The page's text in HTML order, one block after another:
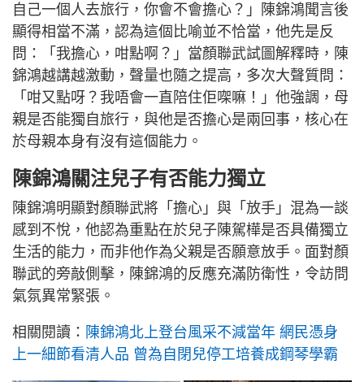
自己一個人去旅行，你會不會擔心？」陳錦鴻聞言後
顯得相當不滿，認為這個比喻並不恰當，他先是反
問：「我擔心，咁點啊？」當顏聯武試圖解釋時，陳
錦鴻越講越激動，聲量也隨之提高，多次大聲質問：
「咁又點呀？我唔會一直陪住佢㗎嘛！」他強調，母
親是否能獨自旅行，與他是否擔心是兩回事，核心在
於母親本身有沒有這個能力。
陳錦鴻關注兒子有否能力獨立
陳錦鴻明顯對顏聯武將「擔心」與「放手」混為一談
感到不悅，他認為重點在於兒子陳駕樺是否具備獨立
生活的能力，而非他作為父親是否願意放手。面對顏
聯武的旁敲側擊，陳錦鴻的反應充滿防衛性，令訪問
氣氛異常緊張。
相關閱讀： 陳錦鴻北上登台風采不減當年 網民憑身
上一細節看清人品 曾為自閉兒停工培養成鋼琴學霸